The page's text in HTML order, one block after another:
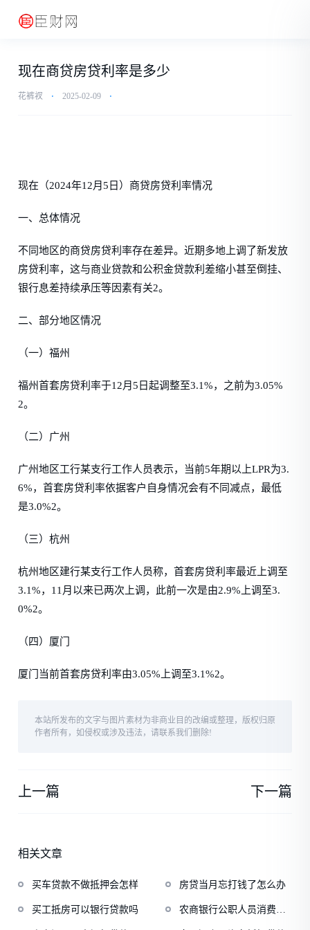
现在商贷房贷利率是多少
花裤衩 ⋅ 2025-02-09 ⋅
现在（2024年12月5日）商贷房贷利率情况
一、总体情况
不同地区的商贷房贷利率存在差异。近期多地上调了新发放
房贷利率，这与商业贷款和公积金贷款利差缩小甚至倒挂、
银行息差持续承压等因素有关2。
二、部分地区情况
（一）福州
福州首套房贷利率于12月5日起调整至3.1%，之前为3.05%
2。
（二）广州
广州地区工行某支行工作人员表示，当前5年期以上LPR为3.
6%，首套房贷利率依据客户自身情况会有不同减点，最低
是3.0%2。
（三）杭州
杭州地区建行某支行工作人员称，首套房贷利率最近上调至
3.1%，11月以来已两次上调，此前一次是由2.9%上调至3.
0%2。
（四）厦门
厦门当前首套房贷利率由3.05%上调至3.1%2。
本站所发布的文字与图片素材为非商业目的改编或整理，版权归原
作者所有，如侵权或涉及违法，请联系我们删除!
上一篇 下一篇
相关文章
买车贷款不做抵押会怎样 房贷当月忘打钱了怎么办
买工抵房可以银行贷款吗
农商银行公职人员消费贷